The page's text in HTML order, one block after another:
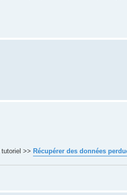
tutoriel >> Récupérer des données